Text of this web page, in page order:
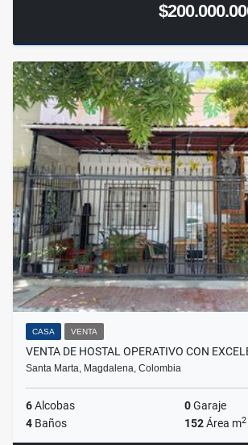
CASA VENTA
VENTA DE HOSTAL OPERATIVO CON
Santa Marta, Magdalena, Colombia
6Alcobas 0Garaje
4 Baños 152Área m2